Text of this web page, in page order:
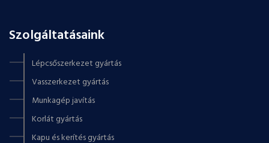
Szolgáltatásaink
Lépcsőszerkezet gyártás
Vasszerkezet gyártás
Munkagép javítás
Korlát gyártás
Kapu és kerítés gyártás